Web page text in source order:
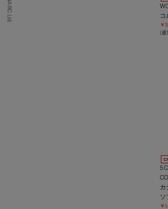
コ
￥
(通
5
カ
ソ
￥